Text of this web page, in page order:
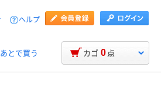
ヘルプ
あとで買う カゴ 0 点